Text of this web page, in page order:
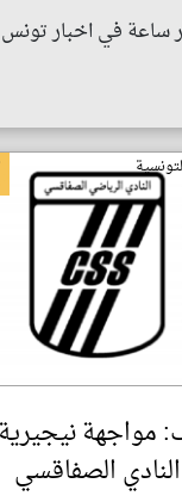
ساعة في اخبار تونس
مواجهة نيجيرية
الصفاقسي